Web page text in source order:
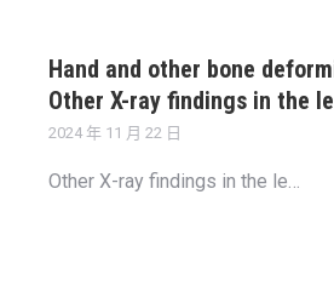
Hand and other bone
Other X-ray findings in the
2024 年 11 月 22 日
Other X-ray findings in the le…